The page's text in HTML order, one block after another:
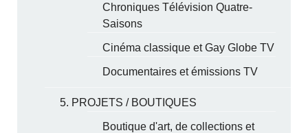
Chroniques Télévision Quatre-
Saisons
Cinéma classique et Gay Globe TV
Documentaires et émissions TV
5. PROJETS / BOUTIQUES
Boutique d'art, de collections et